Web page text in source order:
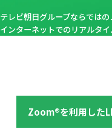
テレビ朝日グループならではの
インターネットでのリアルタイ
Zoom®を利用した